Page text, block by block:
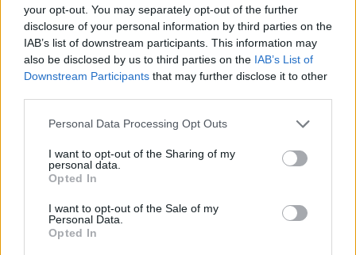
your opt-out. You may separately opt-out of the further
disclosure of your personal information by third parties on the
IAB’s list of downstream participants. This information may
also be disclosed by us to third parties on the IAB’s List of
Downstream Participants that may further disclose it to other
Please note that this website/app uses one or more Google
not limited to your visit or usage behaviour. You may click to
grant or deny consent to Google and its third-party tags to
use your data for below specified purposes in below Google
consent section.
Personal Data Processing Opt Outs
I want to opt-out of the Sharing of my
personal data.
Opted In
I want to opt-out of the Sale of my
Personal Data.
Opted In
Paris Saint-Germainvs
Manchester United
2026-08-08 17:00
2 nap 1 óra 42 perc 49 másodperc
Leeds Unitedvs Manchester United 2026-08-12 20:30
AC MilanvsManchester United